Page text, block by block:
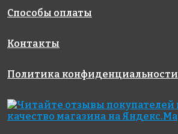
4200 руб./м²
7300 руб./м²
Способы оплаты
Контакты
Политика конфиденциальности